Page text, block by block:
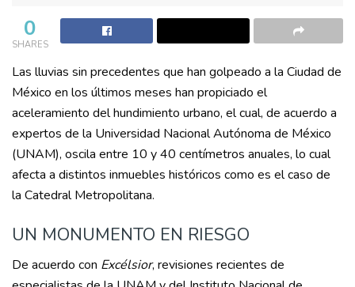
0
SHARES
Las lluvias sin precedentes que han golpeado a la Ciudad de
México en los últimos meses han propiciado el
aceleramiento del hundimiento urbano, el cual, de acuerdo a
expertos de la Universidad Nacional Autónoma de México
(UNAM), oscila entre 10 y 40 centímetros anuales, lo cual
afecta a distintos inmuebles históricos como es el caso de
la Catedral Metropolitana.
UN MONUMENTO EN RIESGO
De acuerdo con Excélsior, revisiones recientes de